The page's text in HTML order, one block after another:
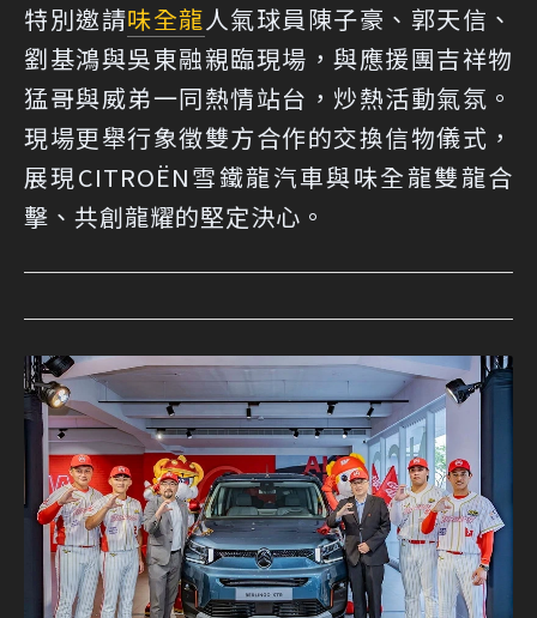
特別邀請味全龍人氣球員陳子豪、郭天信、
劉基鴻與吳東融親臨現場，與應援團吉祥物
猛哥與威弟一同熱情站台，炒熱活動氣氛。
現場更舉行象徵雙方合作的交換信物儀式，
展現CITROËN雪鐵龍汽車與味全龍雙龍合
擊、共創龍耀的堅定決心。